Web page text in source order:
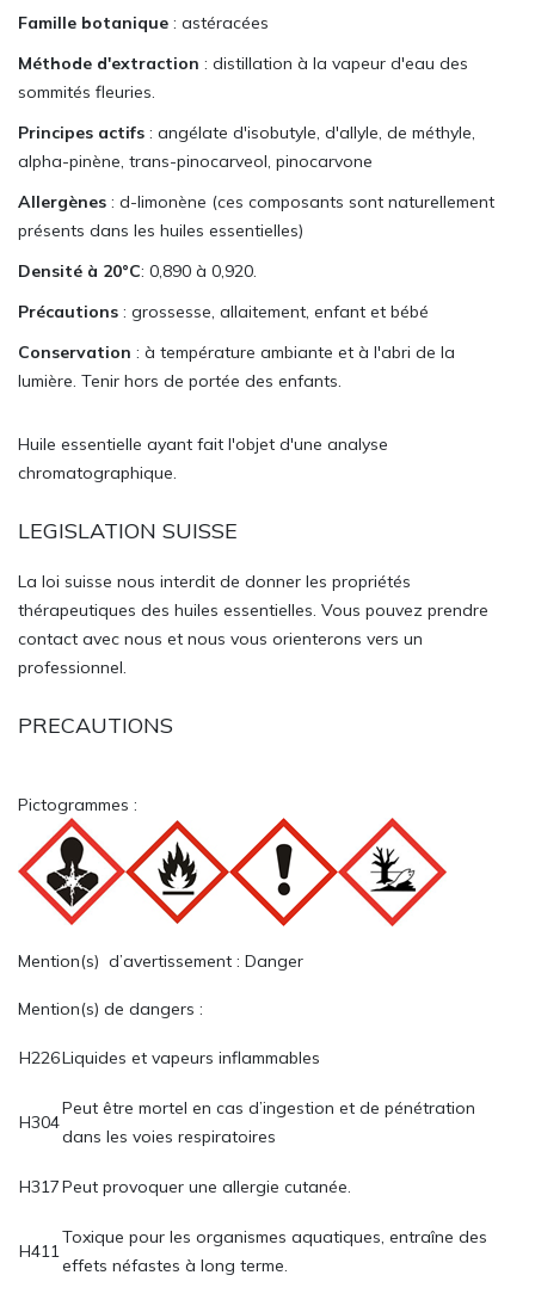
Famille botanique : astéracées
Méthode d'extraction : distillation à la vapeur d'eau des
sommités fleuries.
Principes actifs : angélate d'isobutyle, d'allyle, de méthyle,
alpha-pinène, trans-pinocarveol, pinocarvone
Allergènes : d-limonène (ces composants sont naturellement
présents dans les huiles essentielles)
Densité à 20°C: 0,890 à 0,920.
Précautions : grossesse, allaitement, enfant et bébé
Conservation : à température ambiante et à l'abri de la
lumière. Tenir hors de portée des enfants.
Huile essentielle ayant fait l'objet d'une analyse
chromatographique.
LEGISLATION SUISSE
La loi suisse nous interdit de donner les propriétés
thérapeutiques des huiles essentielles. Vous pouvez prendre
contact avec nous et nous vous orienterons vers un
professionnel.
PRECAUTIONS
Pictogrammes :
Mention(s) d’avertissement : Danger
Mention(s) de dangers :
H226Liquides et vapeurs inflammables
H304
Peut être mortel en cas d’ingestion et de pénétration
dans les voies respiratoires
H317Peut provoquer une allergie cutanée.
H411
Toxique pour les organismes aquatiques, entraîne des
effets néfastes à long terme.